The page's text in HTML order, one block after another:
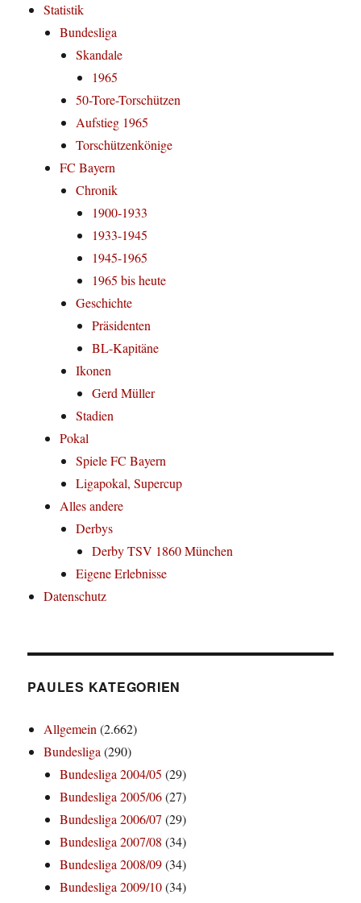
Statistik
Bundesliga
Skandale
1965
50-Tore-Torschützen
Aufstieg 1965
Torschützenkönige
FC Bayern
Chronik
1900-1933
1933-1945
1945-1965
1965 bis heute
Geschichte
Präsidenten
BL-Kapitäne
Ikonen
Gerd Müller
Stadien
Pokal
Spiele FC Bayern
Ligapokal, Supercup
Alles andere
Derbys
Derby TSV 1860 München
Eigene Erlebnisse
Datenschutz
PAULES KATEGORIEN
Allgemein(2.662)
Bundesliga(290)
Bundesliga 2004/05 (29)
Bundesliga 2005/06(27)
Bundesliga 2006/07 (29)
Bundesliga 2007/08 (34)
Bundesliga 2008/09(34)
Bundesliga 2009/10(34)